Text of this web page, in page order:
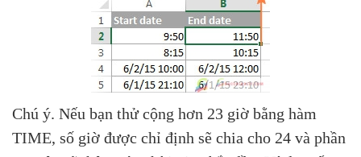
Chú ý. Nếu bạn thử cộng hơn 23 giờ bằng hàm
TIME, số giờ được chỉ định sẽ chia cho 24 và phần